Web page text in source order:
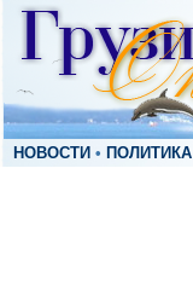
НОВОСТИ • ПОЛИТИКА